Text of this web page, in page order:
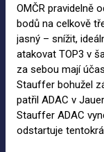
OMČR pravidelně
bodů na celkově
jasný – snížit,
atakovat TOP3 v
za sebou mají
Stauffer bohužel
patřil ADAC v
Stauffer ADAC
odstartuje